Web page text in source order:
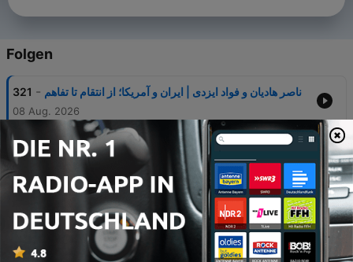
Folgen
321 - ناصر هادیان و فواد ایزدی | ایران و آمریکا؛ از انتقام تا تفاهم
08 Aug. 2026
320 - ایران و معمای تنگه هرمز | مجید شاکری و اسفندیار
باتمانقلیچ
خاورمیانه در مرز فروپاشی؟ | حمزه صفوی، مهدی خراتیان
و رحمن قهرمان‌پور
30 Jul. 2026